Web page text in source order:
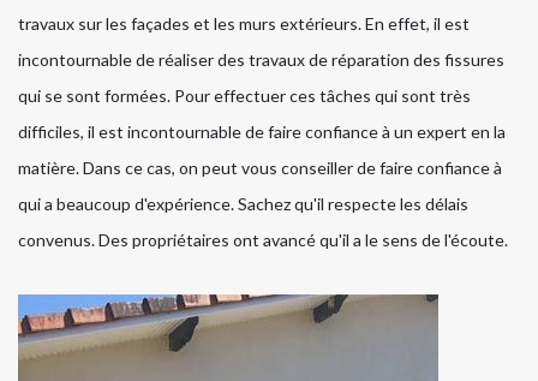
travaux sur les façades et les murs extérieurs. En effet, il est
incontournable de réaliser des travaux de réparation des fissures
qui se sont formées. Pour effectuer ces tâches qui sont très
difficiles, il est incontournable de faire confiance à un expert en la
matière. Dans ce cas, on peut vous conseiller de faire confiance à
qui a beaucoup d'expérience. Sachez qu'il respecte les délais
convenus. Des propriétaires ont avancé qu'il a le sens de l'écoute.